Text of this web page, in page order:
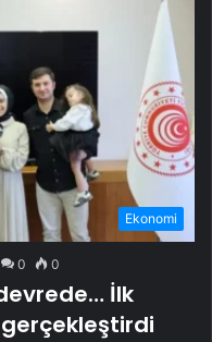
Ekonomi
0 0
İlk